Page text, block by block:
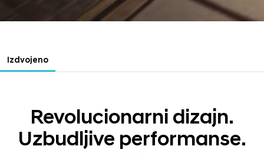
Izdvojeno
Revolucionarni dizajn.
Uzbudljive performanse.